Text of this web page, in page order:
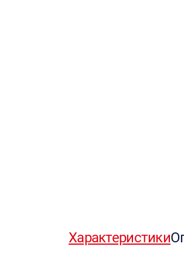
Характеристики